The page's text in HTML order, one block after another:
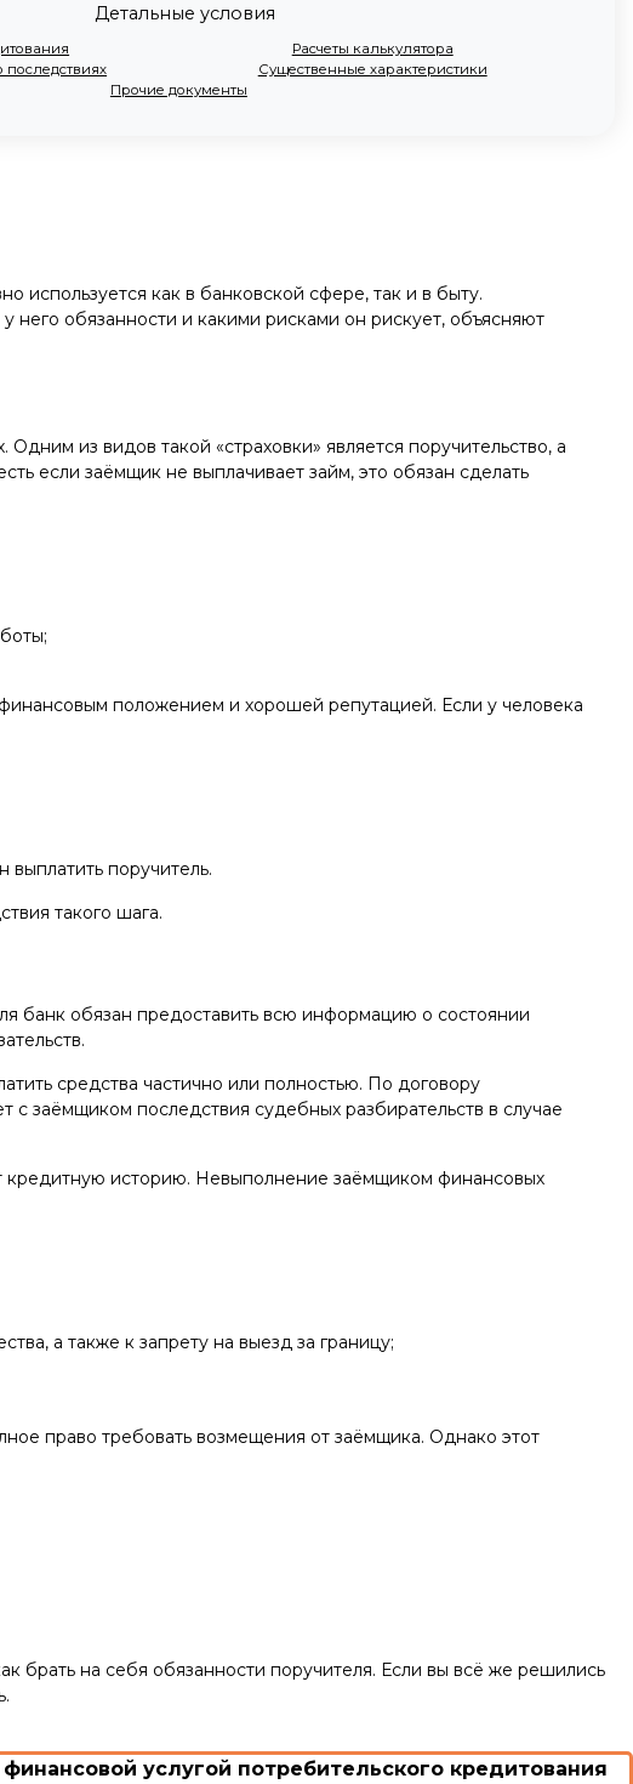
Детальные условия
Расчеты калькулятора
Существенные характеристики
Прочие документы
используется как в банковской сфере, так и в быту.
него обязанности и какими рисками он рискует, объясняют
из видов такой «страховки» является поручительство, а
если заёмщик не выплачивает займ, это обязан сделать
положением и хорошей репутацией. Если у человека
поручитель.
такого шага.
банк обязан предоставить всю информацию о состоянии
средства частично или полностью. По договору
с заёмщиком последствия судебных разбирательств в случае
кредитную историю. Невыполнение заёмщиком финансовых
а также к запрету на выезд за границу;
право требовать возмещения от заёмщика. Однако этот
брать на себя обязанности поручителя. Если вы всё же решились
услугой потребительского кредитования